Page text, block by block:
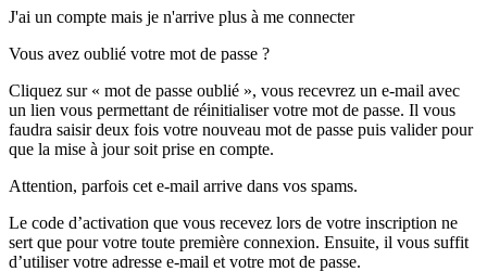
J'ai un compte mais je n'arrive plus à me connecter
Vous avez oublié votre mot de passe ?
Cliquez sur « mot de passe oublié », vous recevrez un e-mail avec
un lien vous permettant de réinitialiser votre mot de passe. Il vous
faudra saisir deux fois votre nouveau mot de passe puis valider pour
que la mise à jour soit prise en compte.
Attention, parfois cet e-mail arrive dans vos spams.
Le code d’activation que vous recevez lors de votre inscription ne
sert que pour votre toute première connexion. Ensuite, il vous suffit
d’utiliser votre adresse e-mail et votre mot de passe.